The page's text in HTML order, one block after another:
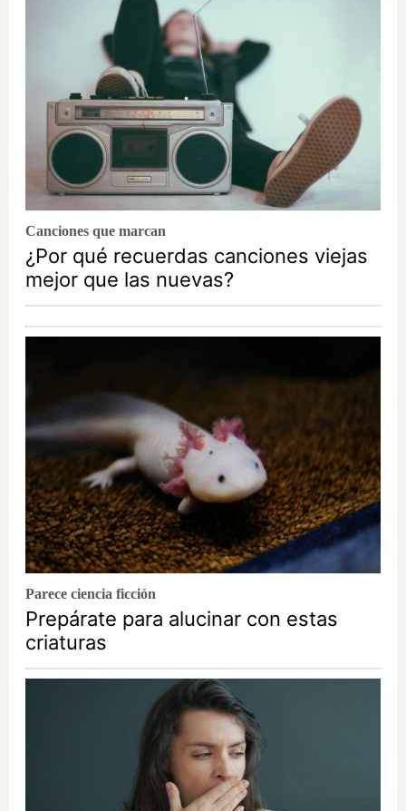
Canciones que marcan
¿Por qué recuerdas canciones viejas
mejor que las nuevas?
Parece ciencia ficción
Prepárate para alucinar con estas
criaturas